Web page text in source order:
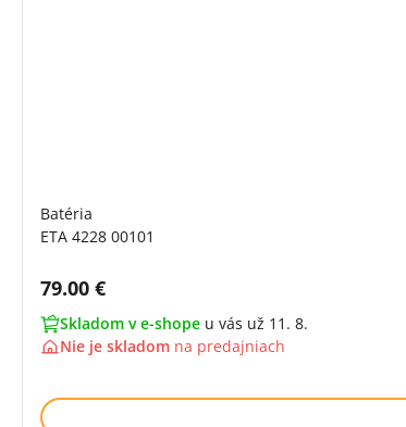
Batéria
ETA 4228 00101
Cena s DPH:
79.00 €
Skladom v e-shope u vás už 11. 8.
Nie je skladom na predajniach